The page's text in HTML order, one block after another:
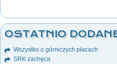
OSTATNIO
Wszystko o górniczych płacach
SRK zachęca